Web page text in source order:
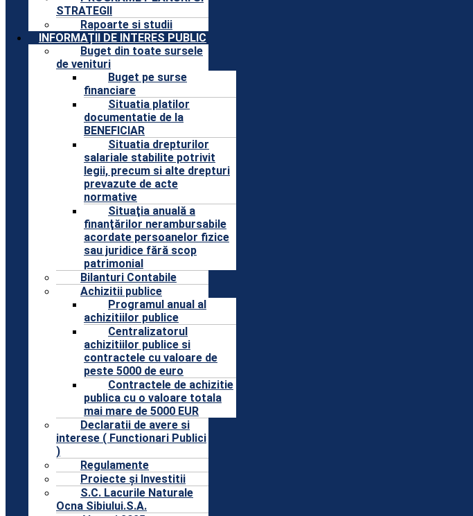
STRATEGII
Rapoarte si studii
INFORMAȚII DE INTERES PUBLIC
Buget din toate sursele
de venituri
Buget pe surse
financiare
Situatia platilor
documentatie de la
BENEFICIAR
Situatia drepturilor
salariale stabilite potrivit
legii, precum si alte drepturi
prevazute de acte
normative
Situaţia anuală a
finanţărilor nerambursabile
acordate persoanelor fizice
sau juridice fără scop
patrimonial
Bilanturi Contabile
Achizitii publice
Programul anual al
achizitiilor publice
Centralizatorul
achizitiilor publice si
contractele cu valoare de
peste 5000 de euro
Contractele de achizitie
publica cu o valoare totala
mai mare de 5000 EUR
Declaratii de avere si
interese ( Functionari Publici
)
Regulamente
Proiecte și Investitii
S.C. Lacurile Naturale
Ocna Sibiului.S.A.